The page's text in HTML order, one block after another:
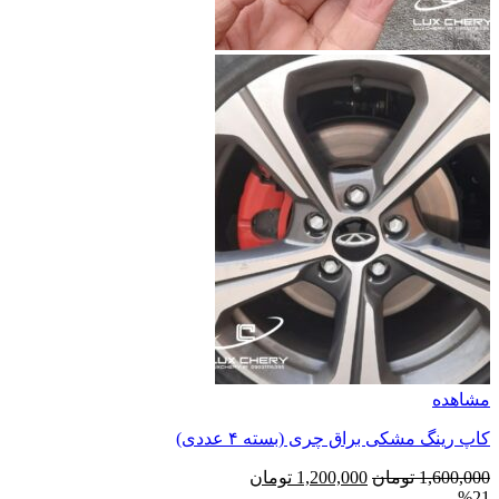
مشاهده
کاپ رینگ مشکی براق چری (بسته ۴ عددی)
1,600,000 تومان قیمت
1,200,000 تومان